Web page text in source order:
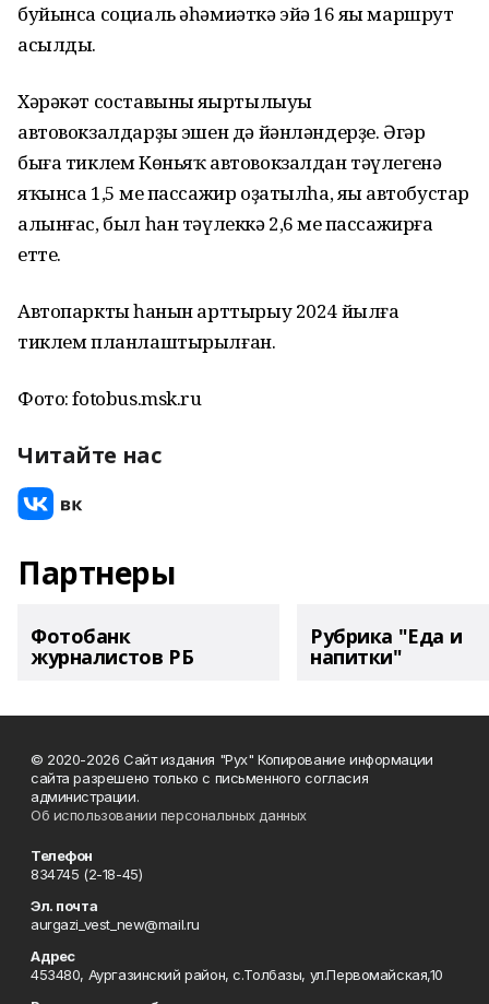
буйынса социаль әһәмиәткә эйә 16 яңы маршрут
асылды.
Хәрәкәт составының яңыртылыуы
автовокзалдарҙың эшен дә йәнләндерҙе. Әгәр
быға тиклем Көньяҡ автовокзалдан тәүлегенә
яҡынса 1,5 мең пассажир оҙатылһа, яңы автобустар
алынғас, был һан тәүлеккә 2,6 мең пассажирға
етте.
Автопарктың һанын арттырыу 2024 йылға
тиклем планлаштырылған.
Фото: fotobus.msk.ru
Читайте нас
Партнеры
Фотобанк
журналистов РБ
Рубрика "Еда и
напитки"
© 2020-2026 Сайт издания "Рух" Копирование информации
сайта разрешено только с письменного согласия
администрации.
Об использовании персональных данных
Телефон
834745 (2-18-45)
Эл. почта
aurgazi_vest_new@mail.ru
Адрес
453480, Аургазинский район, с.Толбазы, ул.Первомайская,10